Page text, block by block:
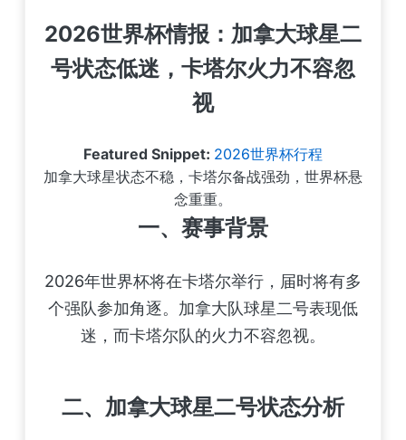
2026世界杯情报：加拿大球星二
号状态低迷，卡塔尔火力不容忽
视
Featured Snippet: 2026世界杯行程
加拿大球星状态不稳，卡塔尔备战强劲，世界杯悬
念重重。
一、赛事背景
2026年世界杯将在卡塔尔举行，届时将有多
个强队参加角逐。加拿大队球星二号表现低
迷，而卡塔尔队的火力不容忽视。
二、加拿大球星二号状态分析